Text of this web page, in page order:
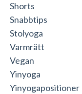
Shorts
Snabbtips
Stolyoga
Varmrätt
Vegan
Yinyoga
Yinyogapositioner